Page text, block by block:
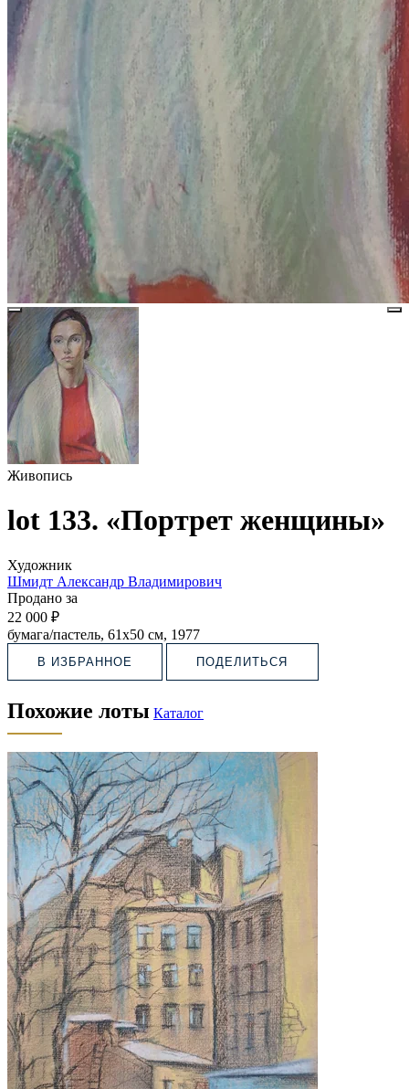
Живопись
lot 133. «Портрет женщины»
Художник
Шмидт Александр Владимирович
Продано за
22 000 ₽
бумага/пастель, 61х50 см, 1977
В ИЗБРАННОЕ ПОДЕЛИТЬСЯ
Похожие лоты Каталог